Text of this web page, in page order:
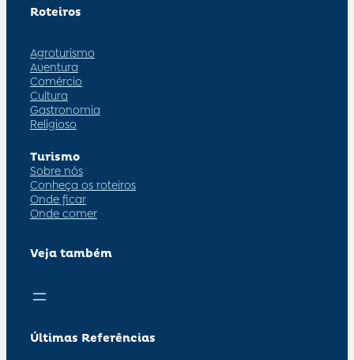
Roteiros
Agroturismo
Aventura
Comércio
Cultura
Gastronomia
Religioso
Turismo
Sobre nós
Conheça os roteiros
Onde ficar
Onde comer
Veja também
Últimas Referências